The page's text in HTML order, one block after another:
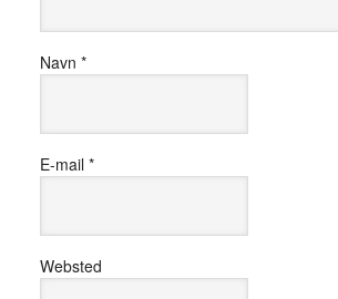
Navn *
E-mail *
Websted